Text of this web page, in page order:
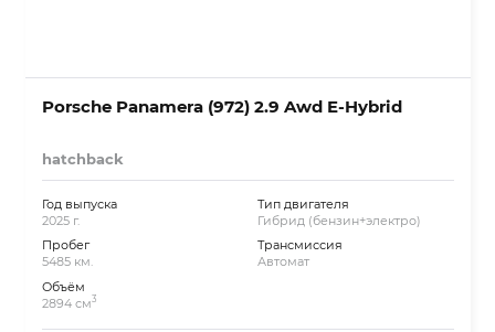
Porsche Panamera (972) 2.9 Awd E-Hybrid
hatchback
Год выпуска
2025 г.
Пробег
5485 км.
Объём
2894 см3
Тип двигателя
Гибрид (бензин+электро)
Трансмиссия
Автомат